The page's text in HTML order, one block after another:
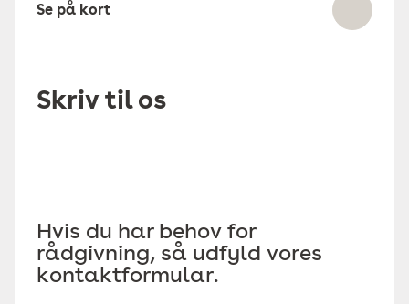
Se på kort
Skriv til os
Hvis du har behov for
rådgivning, så udfyld vores
kontaktformular.